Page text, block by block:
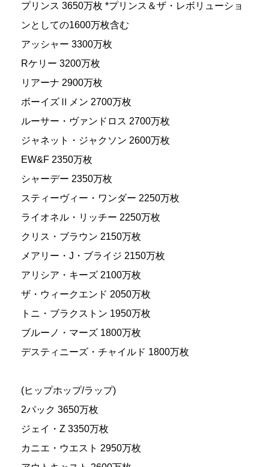
プリンス 3650万枚 *プリンス＆ザ・レボリューショ
ンとしての1600万枚含む
アッシャー 3300万枚
Rケリー 3200万枚
リアーナ 2900万枚
ボーイズⅡメン 2700万枚
ルーサー・ヴァンドロス 2700万枚
ジャネット・ジャクソン 2600万枚
EW&F 2350万枚
シャーデー 2350万枚
スティーヴィー・ワンダー 2250万枚
ライオネル・リッチー 2250万枚
クリス・ブラウン 2150万枚
メアリー・J・ブライジ 2150万枚
アリシア・キーズ 2100万枚
ザ・ウィークエンド 2050万枚
トニ・ブラクストン 1950万枚
ブルーノ・マーズ 1800万枚
デスティニーズ・チャイルド 1800万枚
(ヒップホップ/ラップ)
2パック 3650万枚
ジェイ・Z 3350万枚
カニエ・ウエスト 2950万枚